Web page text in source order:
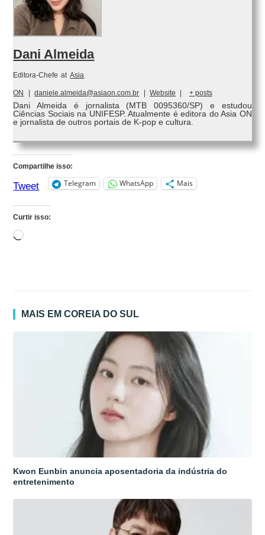
Dani Almeida
Editora-Chefe at Asia
ON | daniele.almeida@asiaon.com.br | Website | + posts
Dani Almeida é jornalista (MTB 0095360/SP) e estudou
Ciências Sociais na UNIFESP. Atualmente é editora do Asia ON
e jornalista de outros portais de K-pop e cultura.
Compartilhe isso:
Tweet Telegram WhatsApp Mais
Curtir isso:
Carregando...
MAIS EM COREIA DO SUL
Kwon Eunbin anuncia aposentadoria da indústria do
entretenimento